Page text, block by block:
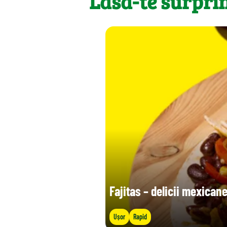
Fajitas – delicii mexicane
Ușor Rapid